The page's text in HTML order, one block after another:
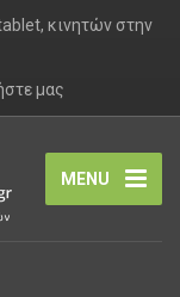
κινητών στην
μας
MENU